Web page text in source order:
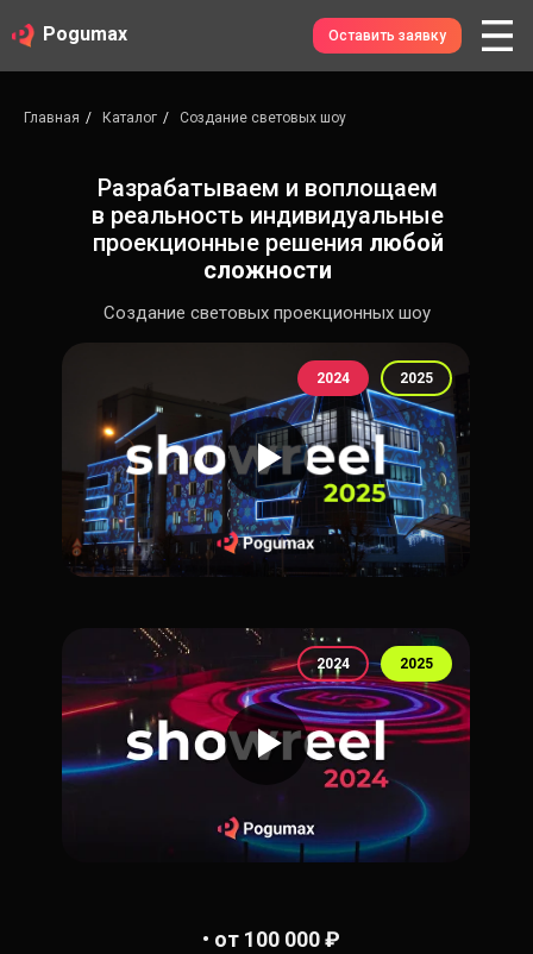
Оставить заявку
Pogumax
Главная / Каталог / Создание световых шоу
Разрабатываем и воплощаем
в реальность индивидуальные
проекционные решения любой
сложности
Создание световых проекционных шоу
2025
2024
2025
2024
• от 100 000 ₽